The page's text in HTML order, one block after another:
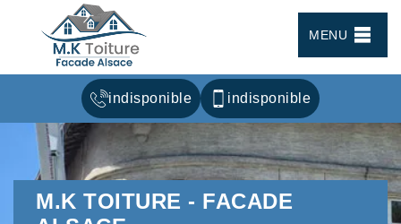
MENU
indisponible indisponible
M.K TOITURE - FACADE